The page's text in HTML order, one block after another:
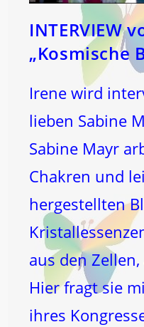
INTERVIEW
„Kosmische
Irene wird
lieben Sabine
Sabine Mayr
Chakren und
hergestellten
aus den
Hier fragt sie
ihres